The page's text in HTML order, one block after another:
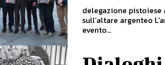
delegazione
sull’altare argenteo L'anno Iacobeo 2021 sarà per Pistoia e il suo territorio un
evento...